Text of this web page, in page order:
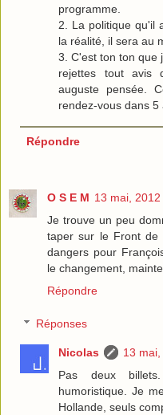
programme.
2. La politique qu'il
la réalité, il sera au
3. C'est ton ton que
rejettes tout avis
auguste pensée.
rendez-vous dans 5
Répondre
O S E M 13 mai, 2012
Je trouve un peu
taper sur le Front de
dangers pour
le changement,
Répondre
Réponses
Nicolas
13
Pas deux
humoristique. Je
Hollande, seuls